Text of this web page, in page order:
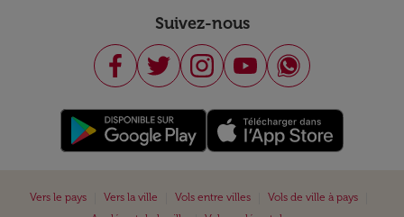
Suivez-nous
Vers le pays Vers la ville Vols entre villes Vols de ville à pays